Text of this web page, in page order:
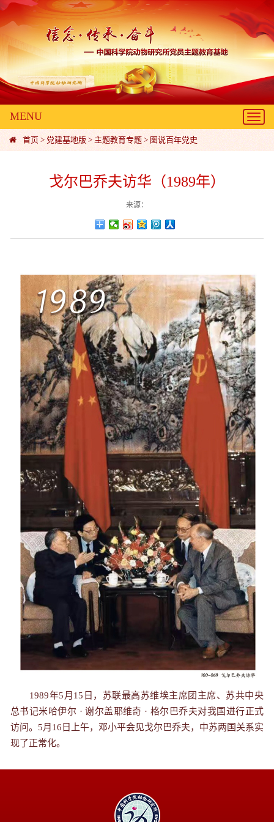
MENU
首页 > 党建基地版 > 主题教育专题 > 图说百年党史
戈尔巴乔夫访华（1989年）
来源：
1989年5月15日，苏联最高苏维埃主席团主席、苏共中央
总书记米哈伊尔 · 谢尔盖耶维奇 · 格尔巴乔夫对我国进行正式
访问。5月16日上午，邓小平会见戈尔巴乔夫，中苏两国关系实
现了正常化。